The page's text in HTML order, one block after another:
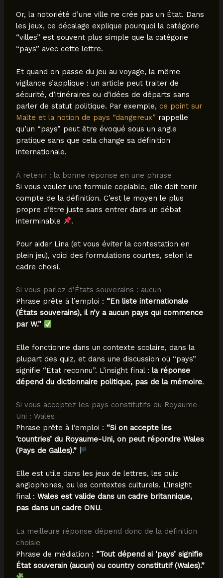
Or, la notoriété d’une ville ne crée pas un État. Dans
les jeux, ce décalage explique pourquoi la catégorie
“villes” est souvent plus simple que la catégorie
“pays” avec cette lettre.
Et quand on passe du jeu au voyage, la même
vigilance s’applique : un article peut traiter de
sécurité, d’itinéraires ou d’idées de départs sans
parler de statut politique. Par exemple, ce point sur
Malte et la notion de pays “dangereux” rappelle
qu’un “pays” peut être évoqué sous un angle
pratique sans que cela change sa définition
internationale.
À retenir : la bonne réponse en une phrase
Si vous voulez une formule copiable, elle doit tenir
compte de la définition. C’est le moyen le plus
propre d’être juste sans entrer dans un débat
interminable
.
Pour aider Lina (et vous éviter la contestation en
plein jeu), voici des formulations courtes, selon le
cadre choisi.
Si vous parlez d’États souverains : aucun
Phrase prête à l’emploi : “En liste internationale
(États souverains), il n’y a aucun pays qui commence
par W.”
Elle fonctionne dans un contexte scolaire, dans la
plupart des quiz, et dans une discussion où “pays”
signifie “État reconnu”. L’insight final : la réponse
dépend du dictionnaire politique, pas de la mémoire.
Si vous acceptez les pays constitutifs du Royaume-
Uni : Wales
Phrase prête à l’emploi : “Si on accepte les
‘countries’ du Royaume-Uni, on peut répondre Wales
(Pays de Galles).”
Elle est utile dans les jeux de lettres, les quiz
anglophones, ou les contextes culturels. L’insight
final : Wales est valide dans un cadre britannique,
pas dans un cadre ONU.
La meilleure réponse dépend donc de la définition
choisie
Phrase de médiation : “Tout dépend si ‘pays’ signifie
État souverain (aucun) ou country constitutif (Wales).”